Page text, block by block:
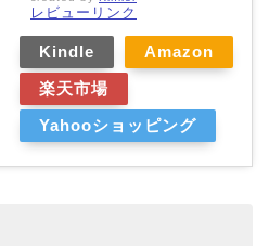
レビューリンク
Kindle
Amazon
楽天市場
Yahooショッピング